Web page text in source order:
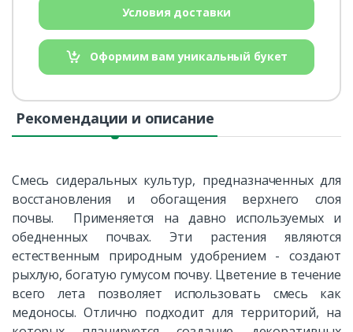
Условия доставки
Оформим вам уникальный букет
Рекомендации и описание
Смесь сидеральных культур, предназначенных для
восстановления и обогащения верхнего слоя
почвы. Применяется на давно используемых и
обедненных почвах. Эти растения являются
естественным природным удобрением - создают
рыхлую, богатую гумусом почву. Цветение в течение
всего лета позволяет использовать смесь как
медоносы. Отлично подходит для территорий, на